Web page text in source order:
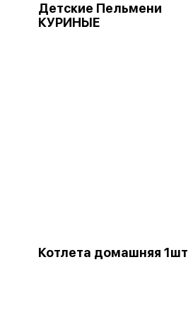
Детские Пельмени
КУРИНЫЕ
Котлета домашняя 1шт